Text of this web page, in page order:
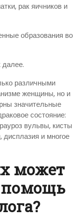
рак яичников и
образования во
далее.
различными
женщины, но и
значительные
состояние:
вульвы, кисты
дисплазия и многое
может
помощь